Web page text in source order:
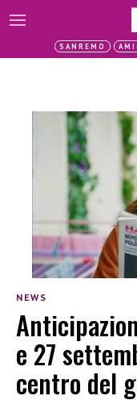
SANREMO
NEWS
e 27
centro del